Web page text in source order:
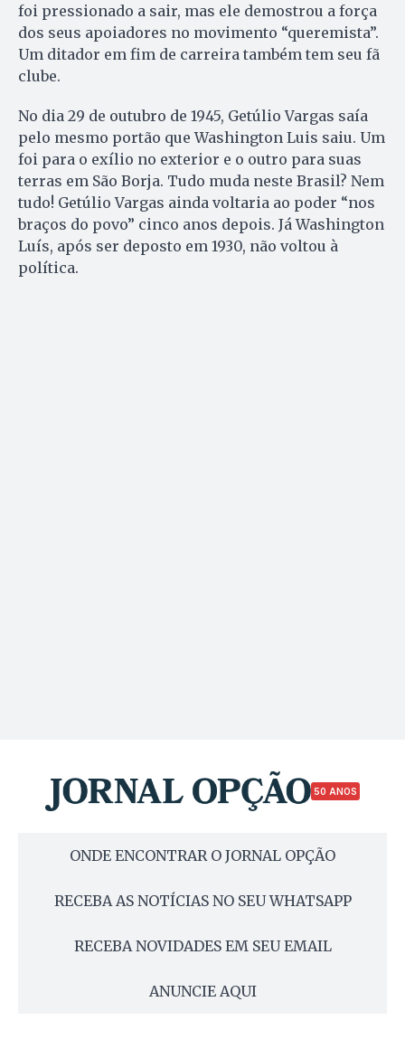
foi pressionado a sair, mas ele demostrou a força
dos seus apoiadores no movimento “queremista”.
Um ditador em fim de carreira também tem seu fã
clube.
No dia 29 de outubro de 1945, Getúlio Vargas saía
pelo mesmo portão que Washington Luis saiu. Um
foi para o exílio no exterior e o outro para suas
terras em São Borja. Tudo muda neste Brasil? Nem
tudo! Getúlio Vargas ainda voltaria ao poder “nos
braços do povo” cinco anos depois. Já Washington
Luís, após ser deposto em 1930, não voltou à
política.
50 ANOS
ONDE ENCONTRAR O JORNAL OPÇÃO
RECEBA AS NOTÍCIAS NO SEU WHATSAPP
RECEBA NOVIDADES EM SEU EMAIL
ANUNCIE AQUI